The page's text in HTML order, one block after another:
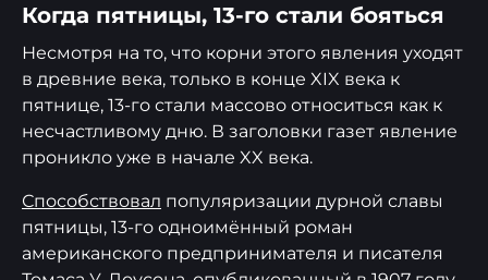
Когда пятницы, 13-го стали бояться
Несмотря на то, что корни этого явления уходят
в древние века, только в конце XIX века к
пятнице, 13-го стали массово относиться как к
несчастливому дню. В заголовки газет явление
проникло уже в начале XX века.
Способствовал популяризации дурной славы
пятницы, 13-го одноимённый роман
американского предпринимателя и писателя